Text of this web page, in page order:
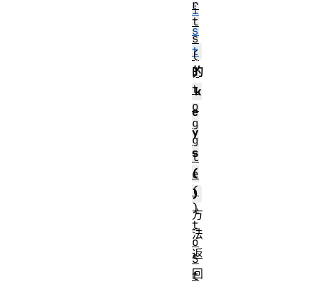
i
s
t
的
k
e
y
s
(
)
方
法
返
回
r
t
s
(
)
t
o
g
g
l
e
(
)
t
o
S
t